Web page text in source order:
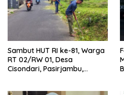
Sambut HUT RI ke-81, Warga
RT 02/RW 01, Desa
Cisondari, Pasirjambu,